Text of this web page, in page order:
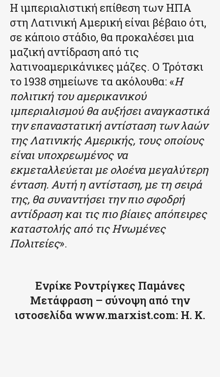
Η ιμπεριαλιστική επίθεση των ΗΠΑ
στη Λατινική Αμερική είναι βέβαιο ότι,
σε κάποιο στάδιο, θα προκαλέσει μια
μαζική αντίδραση από τις
λατινοαμερικάνικες μάζες. Ο Τρότσκι
το 1938 σημείωνε τα ακόλουθα: «Η
πολιτική του αμερικανικού
ιμπεριαλισμού θα αυξήσει αναγκαστικά
την επαναστατική αντίσταση των λαών
της Λατινικής Αμερικής, τους οποίους
είναι υποχρεωμένος να
εκμεταλλεύεται με ολοένα μεγαλύτερη
ένταση. Αυτή η αντίσταση, με τη σειρά
της, θα συναντήσει την πιο σφοδρή
αντίδραση και τις πιο βίαιες απόπειρες
καταστολής από τις Ηνωμένες
Πολιτείες».
Ενρίκε Ροντρίγκες Παμάνες
Μετάφραση – σύνοψη από την
ιστοσελίδα www.marxist.com: Η. Κ.